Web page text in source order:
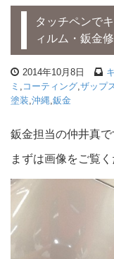
タッチペン
ィルム・鈑金
2014年10月8日
ミ
コーティング ザップ
塗装 沖縄 鈑金
鈑金担当の仲井真で
まずは画像をご覧く